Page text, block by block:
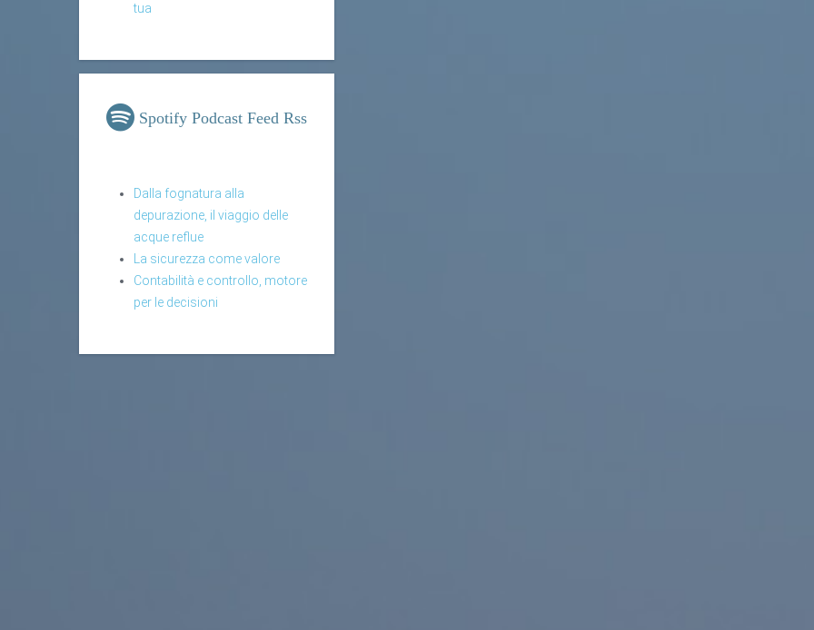
tua
Spotify Podcast Feed Rss
Dalla fognatura alla
depurazione, il viaggio delle
acque reflue
La sicurezza come valore
Contabilità e controllo, motore
per le decisioni